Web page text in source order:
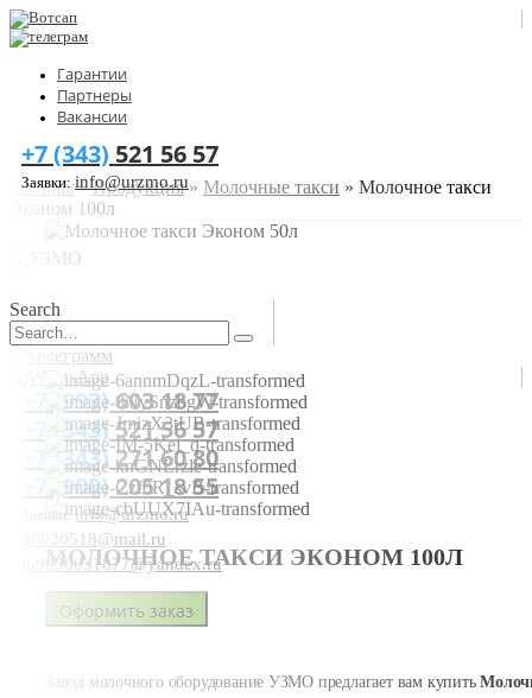
Гарантии
Партнеры
Вакансии
+7 (343) 521 56 57
Заявки:info@urzmo.ru
Search
+7 (993)603 18 77
+7 (343)521 56 57
+7 (343)271 60 80
+7 (900)205 18 55
Заявки:info@urzmo.ru
90020518@mail.ru
m9936031877@yandex.ru
Главная»Продукция» Молочные такси » Молочное такси
Эконом 100л
МОЛОЧНОЕ ТАКСИ ЭКОНОМ 100Л
Оформить заказ
Завод молочного оборудование УЗМО предлагает вам купить